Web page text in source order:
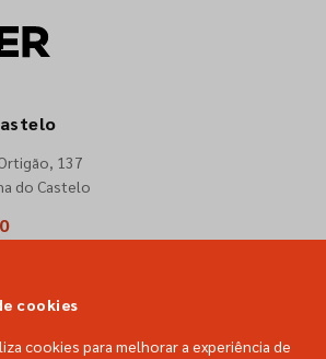
137
do Castelo
cookies
cookies para melhorar a experiência de